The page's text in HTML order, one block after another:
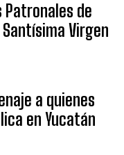
Patronales de
Virgen
a quienes
en Yucatán